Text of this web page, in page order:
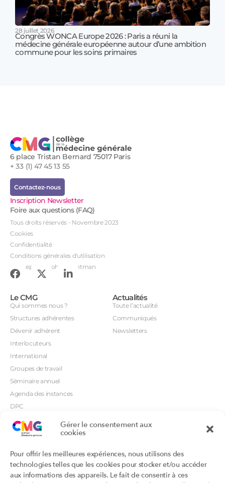
Gérer le consentement aux
cookies
Pour offrir les meilleures expériences, nous utilisons des
technologies telles que les cookies pour stocker et/ou accéder
aux informations des appareils. Le fait de consentir à ces
28 juillet 2026
Congrès WONCA Europe 2026 : Paris a réuni la
médecine générale européenne autour d’une ambition
commune pour les soins primaires
6 place Tristan Bernard 75017 Paris
+ 33 (1) 47 45 13 55
Contactez-nous
Inscription Newsletter
Foire aux questions (FAQ)
Tous droits réservés - Novembre 2023
Cookies
Confidentialité
Conditions générales d'utilisation
Conception : John Brightman
Le CMG
Qui sommes nous ?
Structures adhérentes
Dévenir adhérent
Interlocuteurs
International
Groupes de travail
Séminaire annuel
Agenda des instances
DPC
CSI
Orientations prioritaires
Actualités
Toute l’actualité
Communiqués
Newsletters
Productions
Productions du Collège
Productions des structures
Portails
Annuaire DU/DIU
Archimede.fr